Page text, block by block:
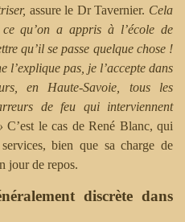
assure le Dr Tavernier. Cela
qu’on a appris à l’école de
qu’il se passe quelque chose !
pas, je l’accepte dans
en Haute-Savoie, tous les
de feu qui interviennent
C’est le cas de René Blanc, qui
bien que sa charge de
jour de repos.
discrète dans